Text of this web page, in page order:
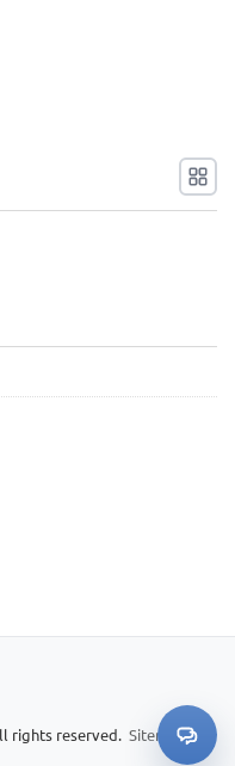
rights reserved. Sitemap